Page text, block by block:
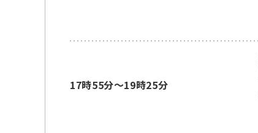
17時55分～19時25分